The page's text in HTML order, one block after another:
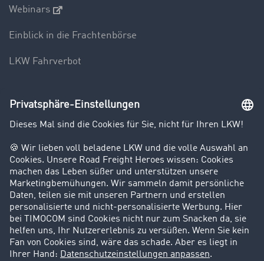
Webinars
Einblick in die Frachtenbörse
LKW Fahrverbot
Unternehmen
Kunden werben Kunden
Success Stories
Karriere
Support
Kontakt